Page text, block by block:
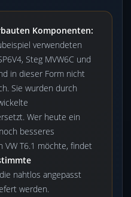
Komponenten:
verwendeten
Steg MVW6C und
in dieser Form nicht
Sie wurden durch
Wer heute ein
besseres
VW T6.1 möchte, findet
nahtlos angepasst
werden.